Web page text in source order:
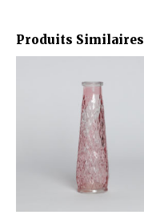
Produits Similaires